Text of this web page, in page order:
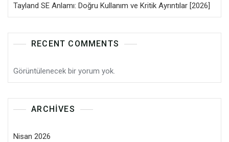
Tayland SE Anlamı: Doğru Kullanım ve Kritik Ayrıntılar [2026]
RECENT COMMENTS
Görüntülenecek bir yorum yok.
ARCHIVES
Nisan 2026